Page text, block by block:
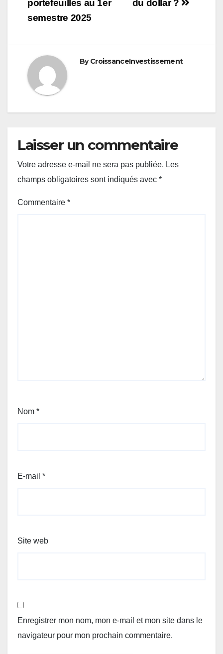
du dollar ?
portefeuilles au 1er
semestre 2025
ByCroissanceInvestissement
Laisser un commentaire
Votre adresse e-mail ne sera pas publiée. Les
champs obligatoires sont indiqués avec *
Commentaire *
Nom *
E-mail *
Site web
Enregistrer mon nom, mon e-mail et mon site dans le
navigateur pour mon prochain commentaire.